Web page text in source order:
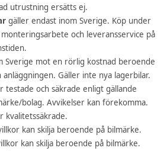
utrustning ersätts ej.
gäller endast inom Sverige. Köp under
och leveransservice på
Sverige mot en rörlig kostnad beroende
Gäller inte nya lagerbilar.
testade och säkrade enligt gällande
bolag. Avvikelser kan förekomma.
kvalitetssäkrade.
kan skilja beroende på bilmärke.
kan skilja beroende på bilmärke.